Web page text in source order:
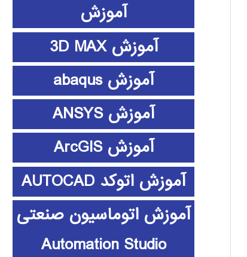
آموزش
آموزش 3D MAX
آموزش abaqus
آموزش ANSYS
آموزش ArcGIS
آموزش اتوکد AUTOCAD
آموزش اتوماسیون صنعتی
Automation Studio